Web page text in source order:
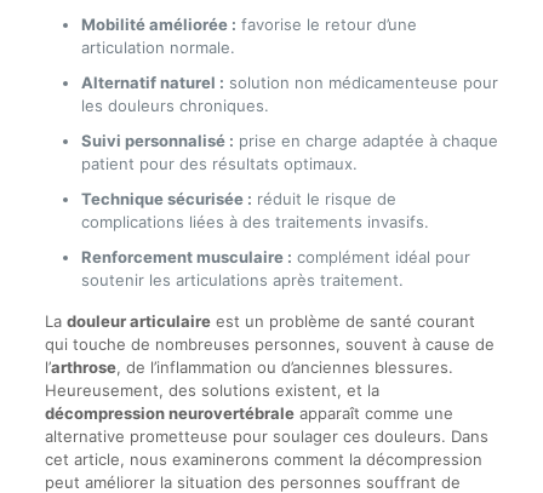
Mobilité améliorée : favorise le retour d’une
articulation normale.
Alternatif naturel : solution non médicamenteuse pour
les douleurs chroniques.
Suivi personnalisé : prise en charge adaptée à chaque
patient pour des résultats optimaux.
Technique sécurisée : réduit le risque de
complications liées à des traitements invasifs.
Renforcement musculaire : complément idéal pour
soutenir les articulations après traitement.
La douleur articulaireest un problème de santé courant
qui touche de nombreuses personnes, souvent à cause de
l’arthrose, de l’inflammation ou d’anciennes blessures.
Heureusement, des solutions existent, et la
décompression neurovertébraleapparaît comme une
alternative prometteuse pour soulager ces douleurs. Dans
cet article, nous examinerons comment la décompression
peut améliorer la situation des personnes souffrant de